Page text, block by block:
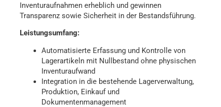
Inventuraufnahmen erheblich und gewinnen
Transparenz sowie Sicherheit in der Bestandsführung.​
Leistungsumfang:
Automatisierte Erfassung und Kontrolle von
Lagerartikeln mit Nullbestand ohne physischen
Inventuraufwand​
Integration in die bestehende Lagerverwaltung,
Produktion, Einkauf und
Dokumentenmanagement​